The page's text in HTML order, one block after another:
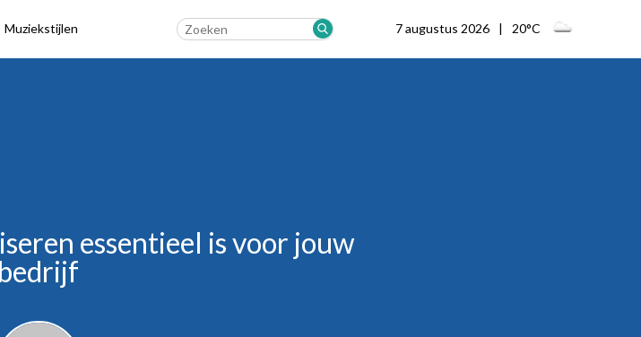
Muziekstijlen
90's Hits
7 augustus 2026 20°C
essentieel is voor jouw
bedrijf